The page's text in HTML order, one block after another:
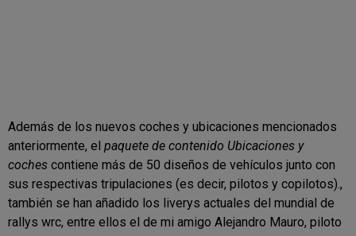
Además de los nuevos coches y ubicaciones mencionados
anteriormente, el paquete de contenido Ubicaciones y
coches contiene más de 50 diseños de vehículos junto con
sus respectivas tripulaciones (es decir, pilotos y copilotos).,
también se han añadido los liverys actuales del mundial de
rallys wrc, entre ellos el de mi amigo Alejandro Mauro, piloto